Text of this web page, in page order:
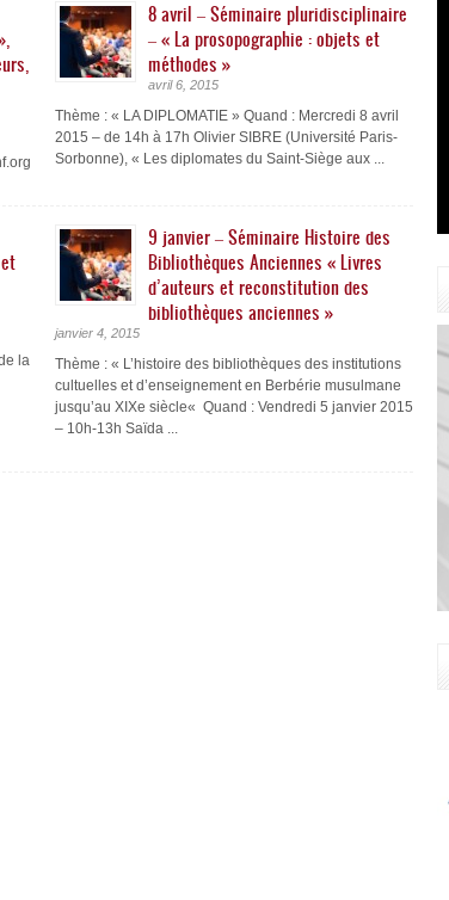
8 avril – Séminaire pluridisciplinaire
– « La prosopographie : objets et
méthodes »
avril 6, 2015
Thème : « LA DIPLOMATIE » Quand : Mercredi 8 avril
2015 – de 14h à 17h Olivier SIBRE (Université Paris-
Sorbonne), « Les diplomates du Saint-Siège aux ...
la
9 janvier – Séminaire Histoire des
Bibliothèques Anciennes « Livres
d’auteurs et reconstitution des
bibliothèques anciennes »
janvier 4, 2015
Thème : « L’histoire des bibliothèques des institutions
cultuelles et d’enseignement en Berbérie musulmane
jusqu’au XIXe siècle« Quand : Vendredi 5 janvier 2015
– 10h-13h Saïda ...